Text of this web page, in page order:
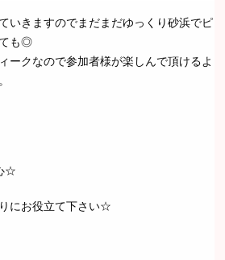
いきますのでまだまだゆっくり砂浜でピ
も◎
ークなので参加者様が楽しんで頂けるよ
☆
にお役立て下さい☆